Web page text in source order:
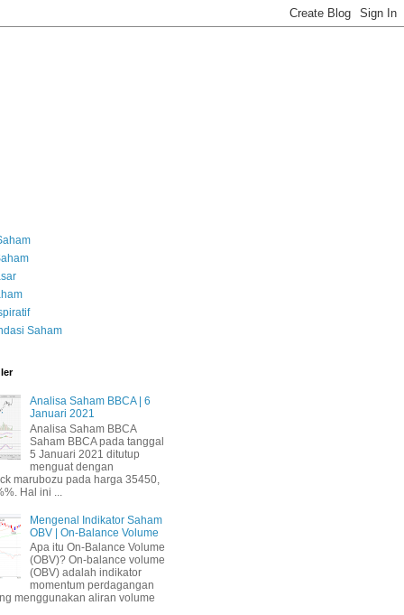
Saham
Analisa Saham BBCA | 6
Januari 2021
Analisa Saham BBCA
Saham BBCA pada tanggal
5 Januari 2021 ditutup
menguat dengan
marubozu pada harga 35450,
Hal ini ...
Mengenal Indikator Saham
OBV | On-Balance Volume
Apa itu On-Balance Volume
(OBV)? On-balance volume
(OBV) adalah indikator
momentum perdagangan
menggunakan aliran volume